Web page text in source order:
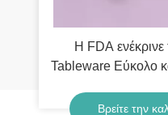
Η FDA
Tableware Εύκολο
Βρείτε την